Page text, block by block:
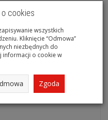
MEDISELECT II ,
MANOMETREM
zamienniki tego
lub chińskiej :
cookies
wszystkich
Kliknięcie “Odmowa”
niezbędnych do
informacji o cookie w
Zgoda